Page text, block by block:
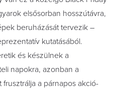
elsősorban hosszútávra,
beruházását tervezik –
kutatásából.
és készülnek a
napokra, azonban a
a párnapos akció-